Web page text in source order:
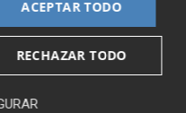
PLAZA
ACEPTAR TODO
RECHAZAR TODO